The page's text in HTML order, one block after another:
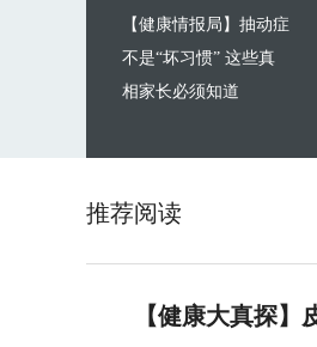
【健康情报局】抽动症
不是“坏习惯” 这些真
相家长必须知道
推荐阅读
【健康大真探